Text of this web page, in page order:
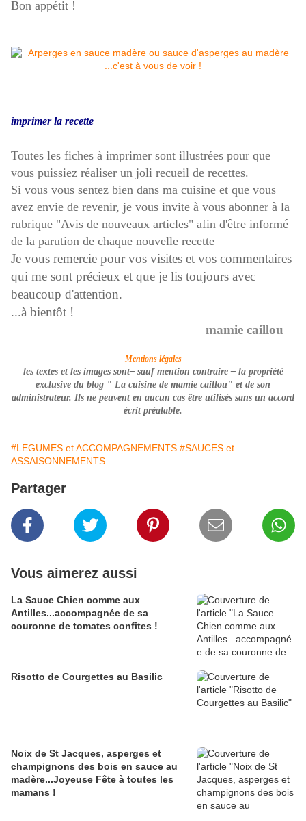
Bon appétit !
imprimer la recette
Toutes les fiches à imprimer sont illustrées pour que
vous puissiez réaliser un joli recueil de recettes.
Si vous vous sentez bien dans ma cuisine et que vous
avez envie de revenir, je vous invite à vous abonner à la
rubrique "Avis de nouveaux articles" afin d'être informé
de la parution de chaque nouvelle recette
Je vous remercie pour vos visites et vos commentaires
qui me sont précieux et que je lis toujours avec
beaucoup d'attention.
...à bientôt !
mamie caillou
Mentions légales
les textes et les images sont– sauf mention contraire –la propriété
exclusive du blog " La cuisine de mamie caillou" et de son
administrateur. Ils ne peuvent en aucun cas être utilisés sans un accord
écrit préalable.
#LEGUMES et ACCOMPAGNEMENTS #SAUCES et
ASSAISONNEMENTS
Partager
Vous aimerez aussi
La Sauce Chien comme aux
Antilles...accompagnée de sa
couronne de tomates confites !
Risotto de Courgettes au Basilic
Noix de St Jacques, asperges et
champignons des bois en sauce au
madère...Joyeuse Fête à toutes les
mamans !